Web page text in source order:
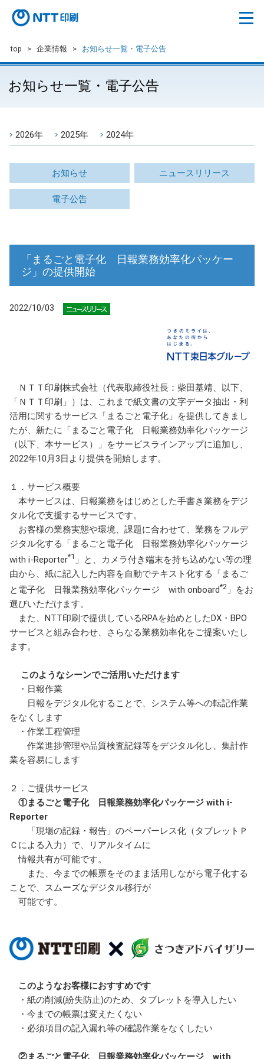
top > 企業情報 > お知らせ一覧・電子公告
お知らせ一覧・電子公告
2026年 2025年 2024年
お知らせ ニュースリリース
電子公告
「まるごと電子化 日報業務効率化パッケー
ジ」の提供開始
2022/10/03
ＮＴＴ印刷株式会社（代表取締役社長：柴田基靖、以下、
「ＮＴＴ印刷」）は、これまで紙文書の文字データ抽出・利
活用に関するサービス「まるごと電子化」を提供してきまし
たが、新たに「まるごと電子化 日報業務効率化パッケージ
（以下、本サービス）」をサービスラインアップに追加し、
2022年10月3日より提供を開始します。
１．サービス概要
本サービスは、日報業務をはじめとした手書き業務をデジ
タル化で支援するサービスです。
お客様の業務実態や環境、課題に合わせて、業務をフルデ
ジタル化する「まるごと電子化 日報業務効率化パッケージ
with i-Reporter*1 」と、カメラ付き端末を持ち込めない等の理
由から、紙に記入した内容を自動でテキスト化する「まるご
と電子化 日報業務効率化パッケージ with onboard*2」をお
選びいただけます。
また、NTT印刷で提供しているRPAを始めとしたDX・BPO
サービスと組み合わせ、さらなる業務効率化をご提案いたし
ます。
このようなシーンでご活用いただけます
・日報作業
日報をデジタル化することで、システム等への転記作業
をなくします
・作業工程管理
作業進捗管理や品質検査記録等をデジタル化し、集計作
業を容易にします
２．ご提供サービス
①まるごと電子化 日報業務効率化パッケージ with i-
Reporter
「現場の記録・報告」のペーパーレス化（タブレットＰ
Ｃによる入力）で、リアルタイムに
情報共有が可能です。
また、今までの帳票をそのまま活用しながら電子化する
ことで、スムーズなデジタル移行が
可能です。
このようなお客様におすすめです
・紙の削減(紛失防止)のため、タブレットを導入したい
・今までの帳票は変えたくない
・必須項目の記入漏れ等の確認作業をなくしたい
②まるごと電子化 日報業務効率化パッケージ with